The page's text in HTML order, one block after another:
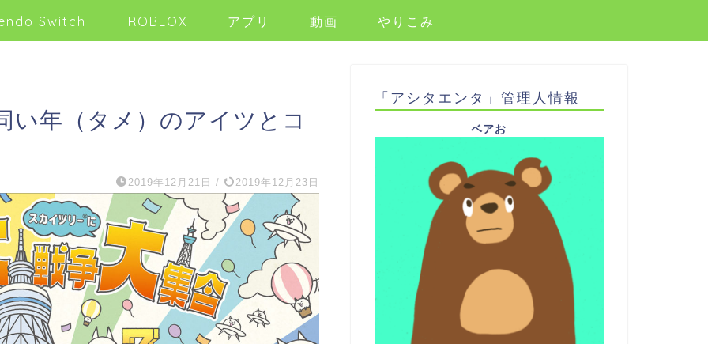
Switch ROBLOX アプリ 動画 やりこみ
い年（タメ）のアイツとコ
2019年12月21日 / 2019年12月23日
「アシタエンタ」管理人情報
ベアお